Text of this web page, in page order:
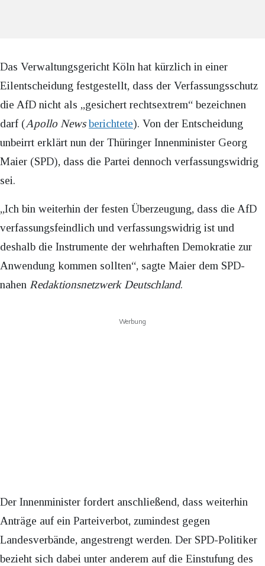
Das Verwaltungsgericht Köln hat kürzlich in einer
Eilentscheidung festgestellt, dass der Verfassungsschutz
die AfD nicht als „gesichert rechtsextrem“ bezeichnen
darf (Apollo Newsberichtete). Von der Entscheidung
unbeirrt erklärt nun der Thüringer Innenminister Georg
Maier (SPD), dass die Partei dennoch verfassungswidrig
sei.
„Ich bin weiterhin der festen Überzeugung, dass die AfD
verfassungsfeindlich und verfassungswidrig ist und
deshalb die Instrumente der wehrhaften Demokratie zur
Anwendung kommen sollten“, sagte Maier dem SPD-
nahen Redaktionsnetzwerk Deutschland.
Werbung
Der Innenminister fordert anschließend, dass weiterhin
Anträge auf ein Parteiverbot, zumindest gegen
Landesverbände, angestrengt werden. Der SPD-Politiker
bezieht sich dabei unter anderem auf die Einstufung des